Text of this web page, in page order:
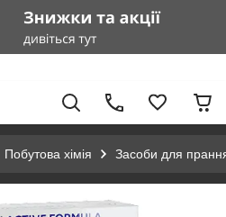
Побутова хімія Засоби для